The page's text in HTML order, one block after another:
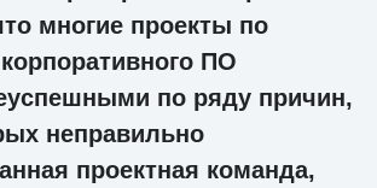
многие проекты по
ПО
по ряду причин,
неправильно
проектная команда,